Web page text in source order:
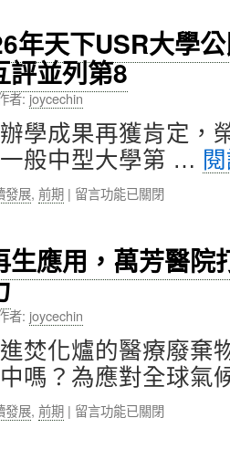
守
護
隊」
走
社
區
守
護
安
全〉
中
試
辦
計
畫〉
中
北
醫
再
升
級：
北
醫
大
「彈
性
補
助」
正
啟
動，
勾
勒
世
年天下USR大學
評並列第8
者: joycechin
學成果再獲肯定，
般中型大學第 …
發展, 前期 | 在
大
於
2026
天
下
USR
大
學
公
留言功能已關閉
生應用，萬芳醫院
者: joycechin
焚化爐的醫療廢棄
嗎？為應對全球
發展, 前期 | 在
留言功能已關閉